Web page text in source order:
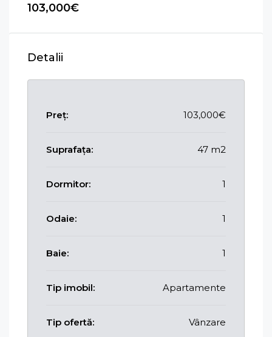
103,000€
Detalii
Preț: 103,000€
Suprafața: 47 m2
Dormitor: 1
Odaie: 1
Baie: 1
Tip imobil: Apartamente
Tip ofertă: Vânzare